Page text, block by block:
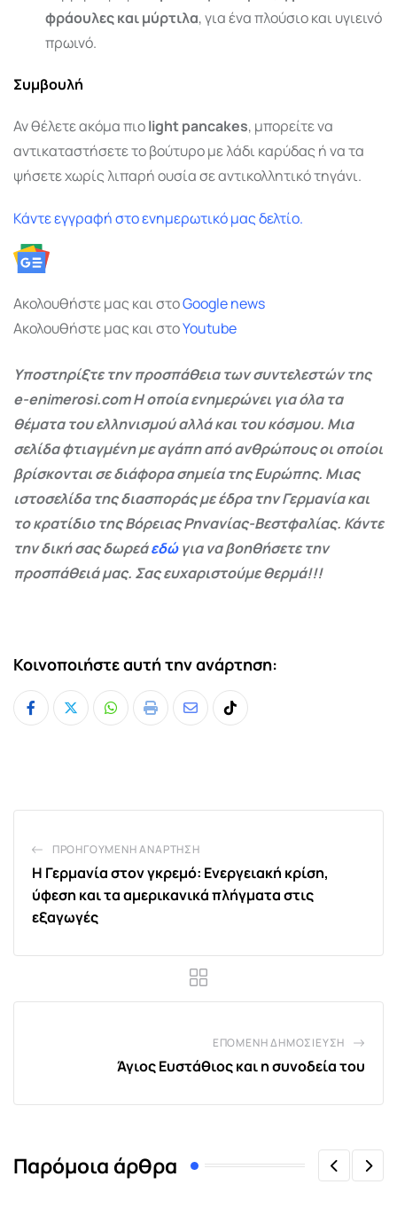
φράουλες και μύρτιλα, για ένα πλούσιο και υγιεινό
πρωινό.
Συμβουλή
Αν θέλετε ακόμα πιοlight pancakes, μπορείτε να
αντικαταστήσετε το βούτυρο με λάδι καρύδας ή να τα
ψήσετε χωρίς λιπαρή ουσία σε αντικολλητικό τηγάνι.
Κάντε εγγραφή στο ενημερωτικό μας δελτίο.
Ακολουθήστε μας και στοGooglenews
Ακολουθήστε μας και στοYoutube
Υποστηρίξτε την προσπάθεια των συντελεστών της
e-enimerosi.com Η οποία ενημερώνει για όλα τα
θέματα του ελληνισμού αλλά και του κόσμου. Μια
σελίδα φτιαγμένη με αγάπη από ανθρώπους οι οποίοι
βρίσκονται σε διάφορα σημεία της Ευρώπης. Μιας
ιστοσελίδα της διασποράς με έδρα την Γερμανία και
το κρατίδιο της Βόρειας Ρηνανίας-Βεστφαλίας. Κάντε
την δική σας δωρεάεδώγια να βοηθήσετε την
προσπάθειά μας. Σας ευχαριστούμε θερμά!!!
Κοινοποιήστε αυτή την ανάρτηση:
Whatsapp
Print
ShareTiktok
ΠΡΟΗΓΟΎΜΕΝΗ ΑΝΆΡΤΗΣΗ
Η Γερμανία στον γκρεμό: Ενεργειακή κρίση,
ύφεση και τα αμερικανικά πλήγματα στις
εξαγωγές
ΕΠΌΜΕΝΗ ΔΗΜΟΣΊΕΥΣΗ
Άγιος Ευστάθιος και η συνοδεία του
Παρόμοια άρθρα